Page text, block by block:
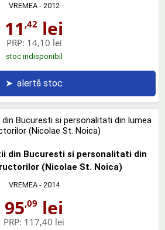
VREMEA- 2012
11 ,42 lei
PRP: 14,10 lei
stoc indisponibil
➤ alertă stoc
din Bucuresti si personalitati din
(Nicolae St. Noica)
VREMEA- 2014
95,09 lei
PRP: 117,40 lei